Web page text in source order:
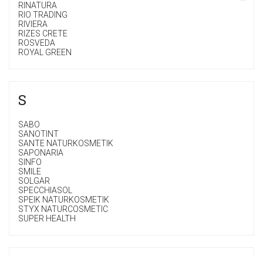
RINATURA
RIO TRADING
RIVIERA
RIZES CRETE
ROSVEDA
ROYAL GREEN
S
SABO
SANOTINT
SANTE NATURKOSMETIK
SAPONARIA
SINFO
SMILE
SOLGAR
SPECCHIASOL
SPEIK NATURKOSMETIK
STYX NATURCOSMETIC
SUPER HEALTH